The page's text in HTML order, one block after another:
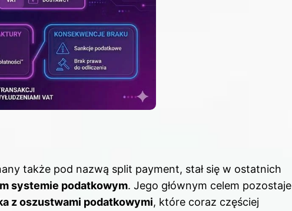
także pod nazwą split payment, stał się w ostatnich
systemie podatkowym. Jego głównym celem pozostaje
z oszustwami podatkowymi, które coraz częściej